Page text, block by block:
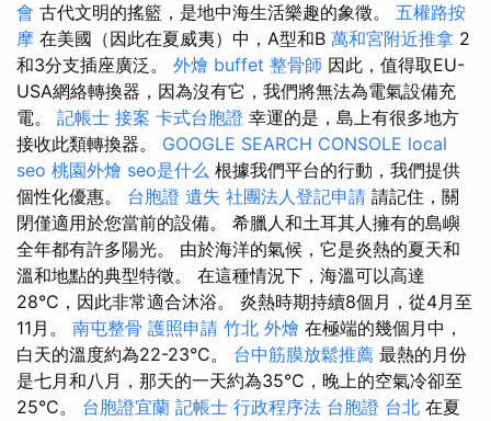
會 古代文明的搖籃，是地中海生活樂趣的象徵。 五權路按
摩 在美國（因此在夏威夷）中，A型和B 萬和宮附近推拿 2
和3分支插座廣泛。 外燴 buffet 整骨師 因此，值得取EU-
USA網絡轉換器，因為沒有它，我們將無法為電氣設備充
電。 記帳士 接案 卡式台胞證 幸運的是，島上有很多地方
接收此類轉換器。 GOOGLE SEARCH CONSOLE local
seo 桃園外燴 seo是什么 根據我們平台的行動，我們提供
個性化優惠。 台胞證 遺失 社團法人登記申請 請記住，關
閉僅適用於您當前的設備。 希臘人和土耳其人擁有的島嶼
全年都有許多陽光。 由於海洋的氣候，它是炎熱的夏天和
溫和地點的典型特徵。 在這種情況下，海溫可以高達
28°C，因此非常適合沐浴。 炎熱時期持續8個月，從4月至
11月。 南屯整骨 護照申請 竹北 外燴 在極端的幾個月中，
白天的溫度約為22-23°C。 台中筋膜放鬆推薦 最熱的月份
是七月和八月，那天的一天約為35°C，晚上的空氣冷卻至
25°C。 台胞證宜蘭 記帳士 行政程序法 台胞證 台北 在夏